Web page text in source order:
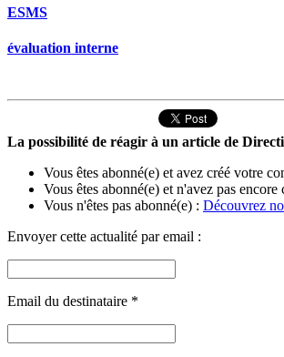
ESMS
évaluation interne
La possibilité de réagir à un article de
Vous êtes abonné(e) et avez créé votre
Vous êtes abonné(e) et n'avez pas encore
Vous n'êtes pas abonné(e) : Découvrez
Envoyer cette actualité par email :
Email du destinataire *